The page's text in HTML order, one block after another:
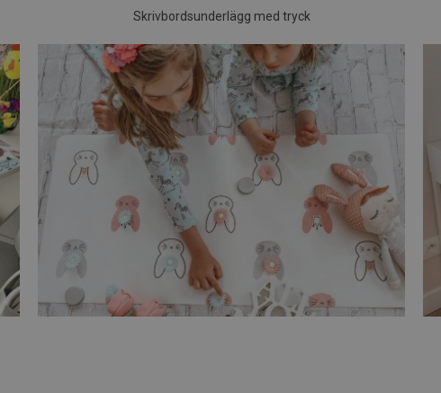
Skrivbordsunderlägg med tryck